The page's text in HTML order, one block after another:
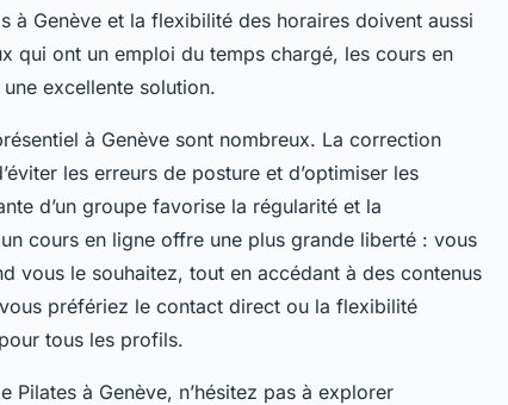
à Genève et la flexibilité des horaires doivent aussi
qui ont un emploi du temps chargé, les cours en
excellente solution.
à Genève sont nombreux. La correction
les erreurs de posture et d’optimiser les
d’un groupe favorise la régularité et la
cours en ligne offre une plus grande liberté : vous
vous le souhaitez, tout en accédant à des contenus
préfériez le contact direct ou la flexibilité
tous les profils.
Pilates à Genève, n’hésitez pas à explorer